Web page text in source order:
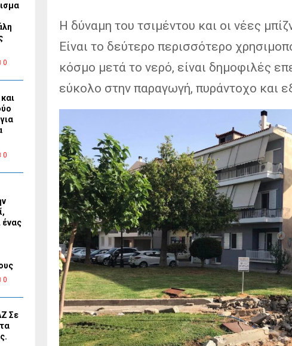
Η δύναμη του τσιμέντου και οι νέες
Είναι το δεύτερο περισσότερο
κόσμο μετά το νερό, είναι δημοφιλές
εύκολο στην παραγωγή, πυράντοχο και
0
0
ένας
0
Σε